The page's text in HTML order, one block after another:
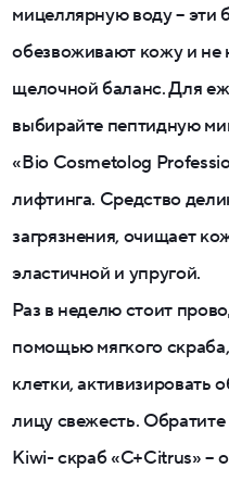
мицеллярную воду – эти
обезвоживают кожу и
щелочной баланс. Для
выбирайте пептидную
«Bio Cosmetolog
лифтинга. Средство
загрязнения, очищает
эластичной и упругой.
Раз в неделю стоит
помощью мягкого
клетки, активизировать
лицу свежесть.
Kiwi- скраб «C+Citrus» –